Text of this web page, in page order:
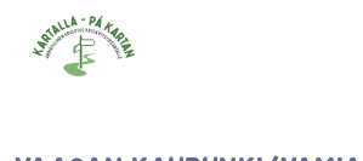
Hyppää sisältöön